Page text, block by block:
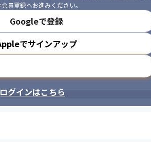
進んでいこう。
え、遠慮なく気づきを伝え合おう
員登録へお進みください。
Googleで登録
でサインアップ
ログインはこちら